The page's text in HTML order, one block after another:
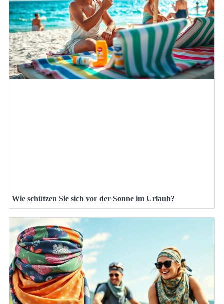
Wie schützen Sie sich vor der Sonne im Urlaub?